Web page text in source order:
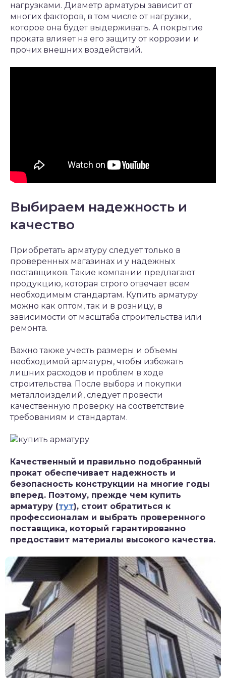
нагрузками. Диаметр арматуры зависит от
многих факторов, в том числе от нагрузки,
которое она будет выдерживать. А покрытие
проката влияет на его защиту от коррозии и
прочих внешних воздействий.
Выбираем надежность и
качество
Приобретать арматуру следует только в
проверенных магазинах и у надежных
поставщиков. Такие компании предлагают
продукцию, которая строго отвечает всем
необходимым стандартам. Купить арматуру
можно как оптом, так и в розницу, в
зависимости от масштаба строительства или
ремонта.
Важно также учесть размеры и объемы
необходимой арматуры, чтобы избежать
лишних расходов и проблем в ходе
строительства. После выбора и покупки
металлоизделий, следует провести
качественную проверку на соответствие
требованиям и стандартам.
Качественный и правильно подобранный
прокат обеспечивает надежность и
безопасность конструкции на многие годы
вперед. Поэтому, прежде чем купить
арматуру (тут), стоит обратиться к
профессионалам и выбрать проверенного
поставщика, который гарантированно
предоставит материалы высокого качества.